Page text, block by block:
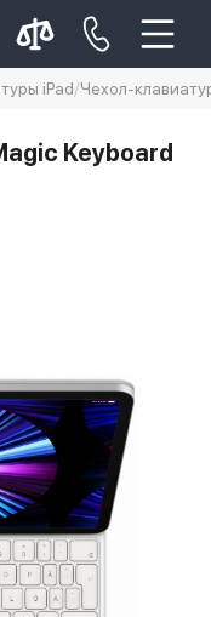
iPad Чехол-
Keyboard